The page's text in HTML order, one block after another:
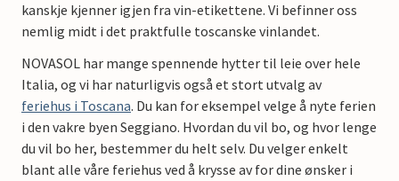
kanskje kjenner igjen fra vin-etikettene. Vi befinner oss
nemlig midt i det praktfulle toscanske vinlandet.
NOVASOL har mange spennende hytter til leie over hele
Italia, og vi har naturligvis også et stort utvalg av
feriehus i Toscana. Du kan for eksempel velge å nyte ferien
i den vakre byen Seggiano. Hvordan du vil bo, og hvor lenge
du vil bo her, bestemmer du helt selv. Du velger enkelt
blant alle våre feriehus ved å krysse av for dine ønsker i